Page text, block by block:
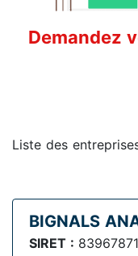
Demandez
Liste des
BIGNALS
SIRET :